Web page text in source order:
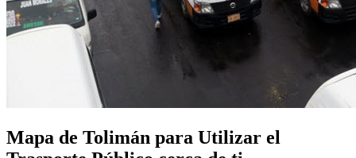
Mapa de Tolimán para Utilizar el